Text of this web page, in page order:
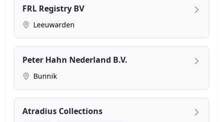
FRL Registry BV
Leeuwarden
Peter Hahn Nederland B.V.
Bunnik
Atradius Collections